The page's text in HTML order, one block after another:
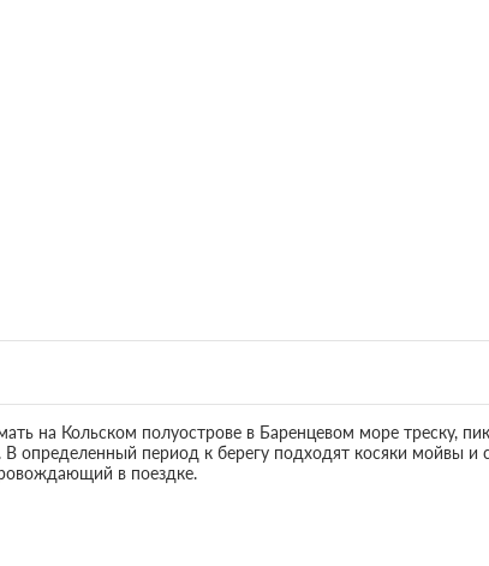
на Кольском полуострове в Баренцевом море треску,
В определенный период к берегу подходят косяки мойвы и
в поездке.